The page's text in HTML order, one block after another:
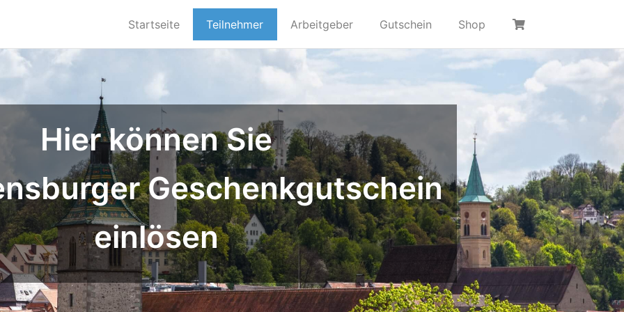
Startseite Teilnehmer Arbeitgeber Gutschein Shop
Hier können Sie
Geschenkgutschein
einlösen